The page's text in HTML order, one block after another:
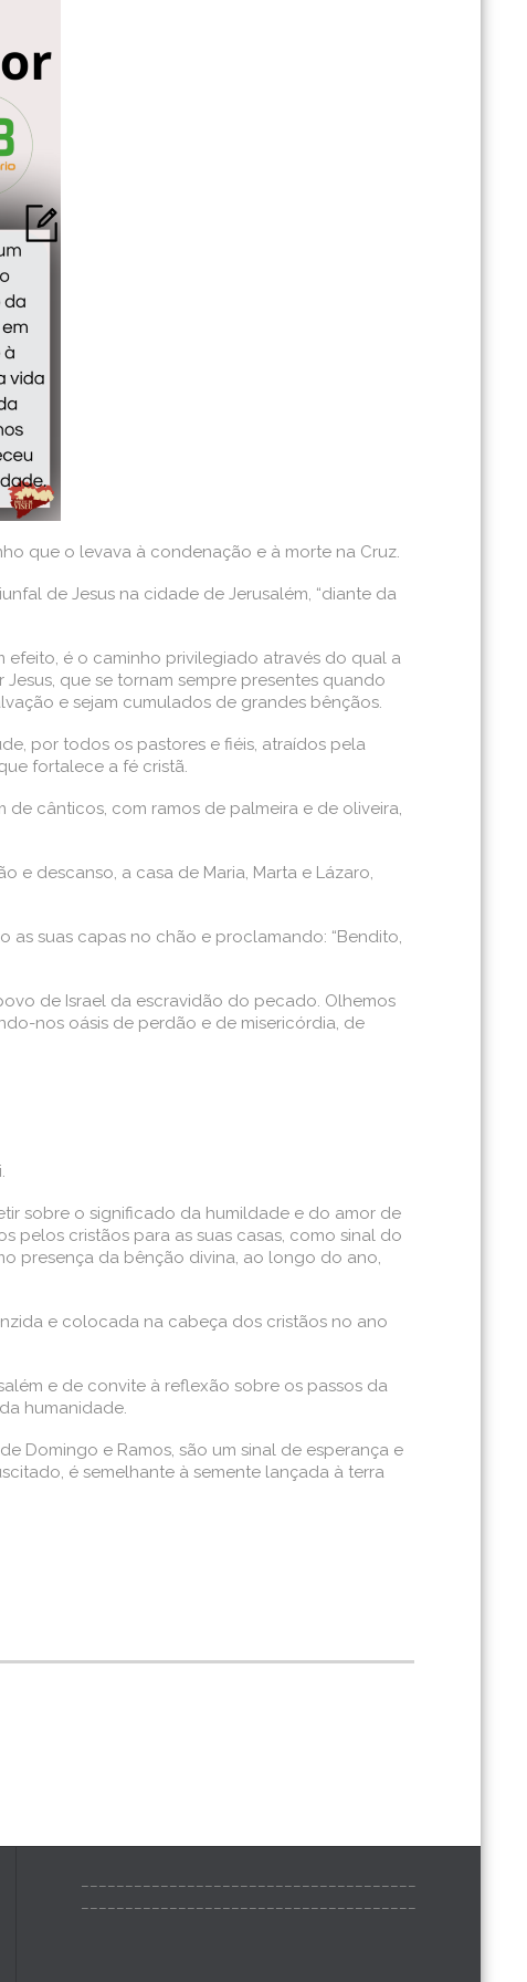
que o levava à condenação e à morte na Cruz.
de Jesus na cidade de Jerusalém, “diante da
efeito, é o caminho privilegiado através do qual a
que se tornam sempre presentes quando
e sejam cumulados de grandes bênçãos.
por todos os pastores e fiéis, atraídos pela
fortalece a fé cristã.
cânticos, com ramos de palmeira e de oliveira,
e descanso, a casa de Maria, Marta e Lázaro,
suas capas no chão e proclamando: “Bendito,
de Israel da escravidão do pecado. Olhemos
nos oásis de perdão e de misericórdia, de
sobre o significado da humildade e do amor de
pelos cristãos para as suas casas, como sinal do
presença da bênção divina, ao longo do ano,
e colocada na cabeça dos cristãos no ano
e de convite à reflexão sobre os passos da
humanidade.
Domingo e Ramos, são um sinal de esperança e
é semelhante à semente lançada à terra